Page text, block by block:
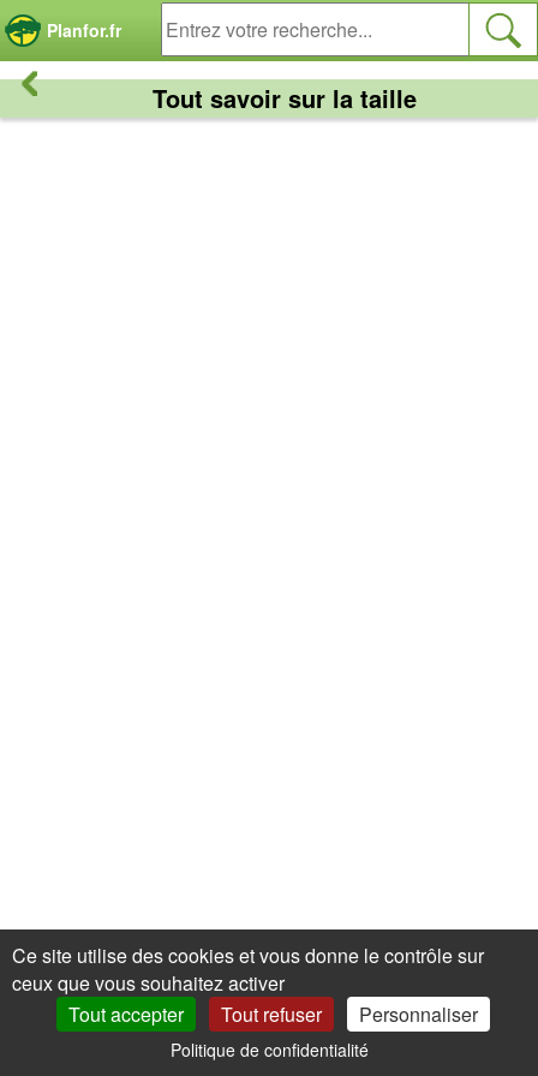
Planfor.fr
Tout savoir sur la taille
Promos
Panneau de gestion des cookies
Ce site utilise des cookies et vous donne le contrôle sur
ceux que vous souhaitez activer
Tout accepter
Tout refuser Personnaliser
Politique de confidentialité